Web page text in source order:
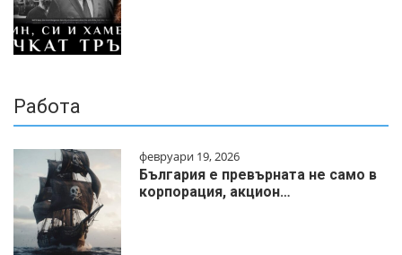
Работа
февруари 19, 2026
България е превърната не само в
корпорация, акцион…